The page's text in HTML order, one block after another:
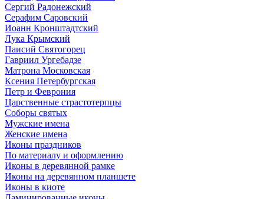
Сергий Радонежский
Серафим Саровский
Иоанн Кронштадтский
Лука Крымский
Паисий Святогорец
Гавриил Ургебадзе
Матрона Московская
Ксения Петербургская
Петр и Феврония
Царственные страстотерпцы
Соборы святых
Мужские имена
Женские имена
Иконы праздников
По материалу и оформлению
Иконы в деревянной рамке
Иконы на деревянном планшете
Иконы в киоте